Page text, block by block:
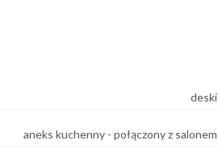
deski
aneks kuchenny - połączony z salonem